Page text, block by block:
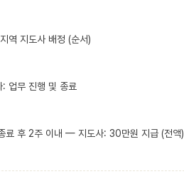
역 지도사 배정 (순서)
: 업무 진행 및 종료
료 후 2주 이내 — 지도사: 30만원 지급 (전액)